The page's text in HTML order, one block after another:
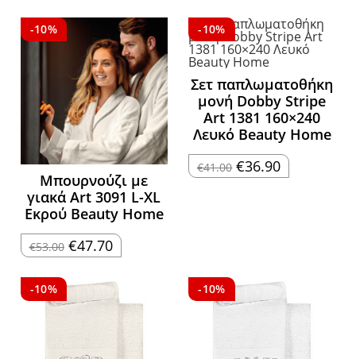
-10%
Μπουρνούζι με
γιακά Art 3091 L-XL
Εκρού Beauty Home
€53.00 Original
price
€47.70Η
τρέχουσα
€47.70.
-10%
Σετ παπλωματοθήκη
μονή Dobby Stripe
Art 1381 160×240
Λευκό Beauty Home
€41.00 Original
price
€36.90Η
τρέχουσα
-10% -10%